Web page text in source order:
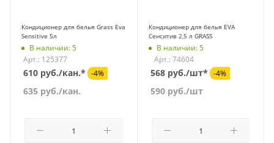
Кондиционер для белья Grass Eva
Sensitive 5л
В наличии: 5
Арт.: 125377
610 руб./кан.* -4%
635 руб./кан.
Кондиционер для белья EVA
Сенситив 2,5 л GRASS
В наличии: 5
Арт.: 74604
568 руб./шт* -4%
590руб./шт